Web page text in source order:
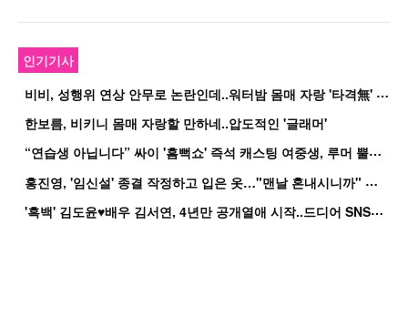
인기기사
비
비, 성행위 연상 안무로 논란인데..워터밤 몸매 자랑 '타격無' 근황
한보름, 비키니 몸매 자랑할 만하네..압도적인 '글래머'
“
연습생 아닙니다” 싸이 '흠뻑쇼' 즉석 캐스팅 여중생, 루머 뿔났다[Oh!쎈 이...
홍
진영, '임신설' 종결 작정하고 입은 옷…"맨날 혼내시니까" 억울
'
흑백' 김도윤♥배우 김서연, 4년만 공개열애 시작..드디어 SNS에 노출 [핫피...